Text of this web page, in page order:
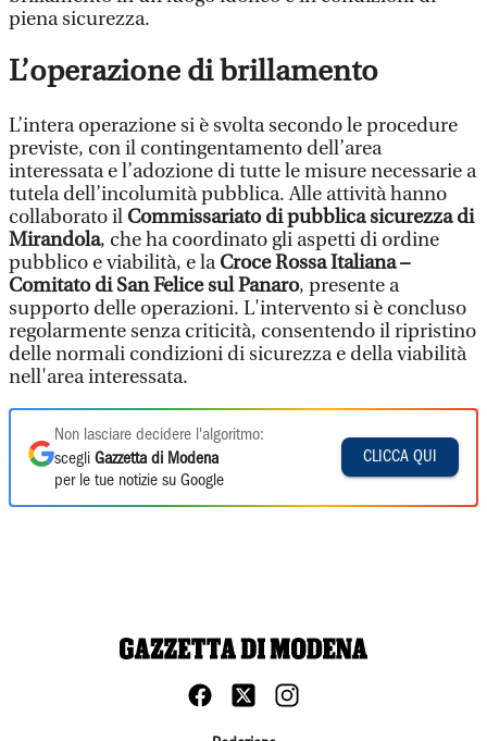
piena sicurezza.
L’operazione di brillamento
L’intera operazione si è svolta secondo le procedure
previste, con il contingentamento dell’area
interessata e l’adozione di tutte le misure necessarie a
tutela dell’incolumità pubblica. Alle attività hanno
collaborato il Commissariato di pubblica sicurezza di
Mirandola, che ha coordinato gli aspetti di ordine
pubblico e viabilità, e laCroce Rossa Italiana–
Comitato di San Felice sul Panaro, presente a
supporto delle operazioni. L'intervento si è concluso
regolarmente senza criticità, consentendo il ripristino
delle normali condizioni di sicurezza e della viabilità
nell'area interessata.
Non lasciare decidere l'algoritmo:
scegli Gazzetta di Modena
per le tue notizie su Google
CLICCA QUI